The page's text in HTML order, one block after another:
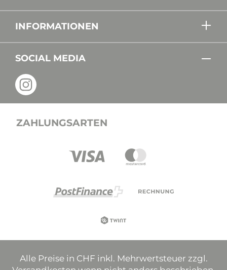
INFORMATIONEN
SOCIAL MEDIA
ZAHLUNGSARTEN
Alle Preise in CHF inkl. Mehrwertsteuer zzgl.